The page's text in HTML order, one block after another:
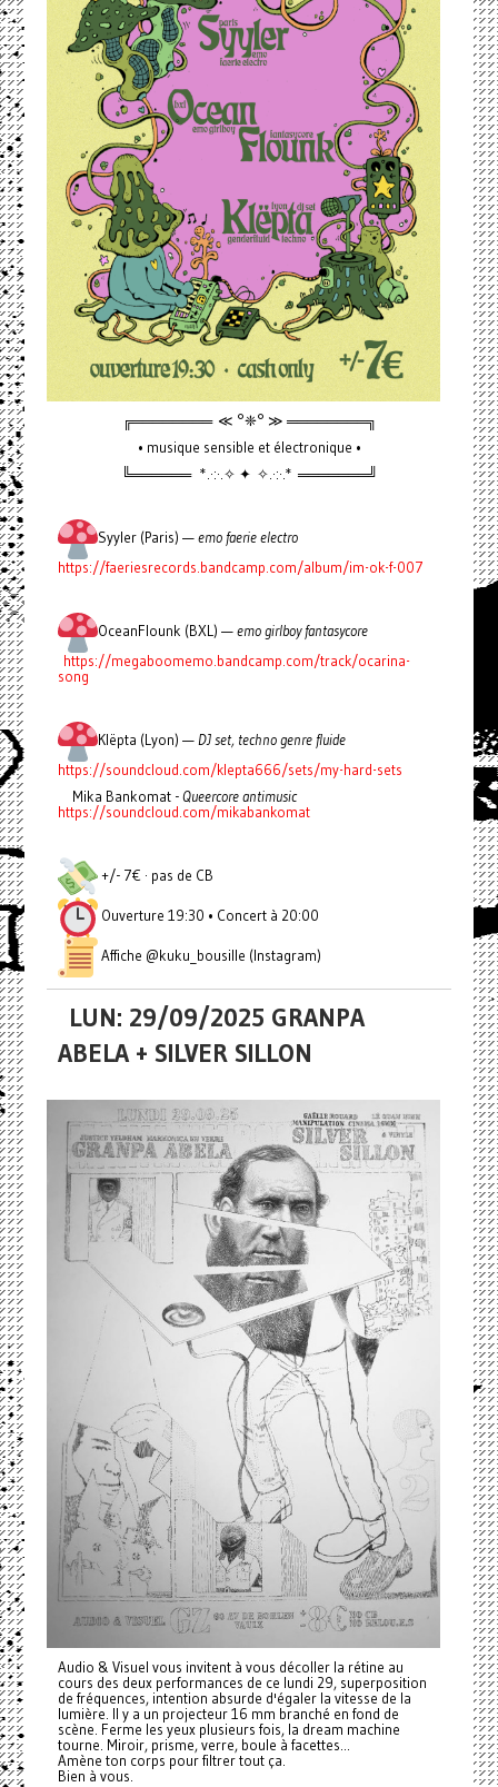
╔════════ ≪ °❈° ≫ ════════╗
• musique sensible et électronique •
╚══════ *.·:·.✧ ✦ ✧.·:·.* ═══════╝
Syyler (Paris) —emo faerie electro
https://faeriesrecords.bandcamp.com/album/im-ok-f-007
OceanFlounk (BXL) —emo girlboy fantasycore
https://megaboomemo.bandcamp.com/track/ocarina-
song
Klëpta (Lyon) —DJ set, techno genre fluide
https://soundcloud.com/klepta666/sets/my-hard-sets
Mika Bankomat -Queercore antimusic
https://soundcloud.com/mikabankomat
+/- 7€ · pas de CB
Ouverture 19:30 • Concert à 20:00
Affiche @kuku_bousille (Instagram)
LUN: 29/09/2025 GRANPA
ABELA + SILVER SILLON
Audio & Visuel vous invitent à vous décoller la rétine au
cours des deux performances de ce lundi 29, superposition
de fréquences, intention absurde d'égaler la vitesse de la
lumière. Il y a un projecteur 16 mm branché en fond de
scène. Ferme les yeux plusieurs fois, la dream machine
tourne. Miroir, prisme, verre, boule à facettes...
Amène ton corps pour filtrer tout ça.
Bien à vous.